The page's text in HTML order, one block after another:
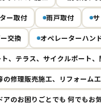
ー取付 雨戸取付
交換 オペレーターハン
、テラス、サイクルポート、
修理販売施工、リフォーム
のお困りごとでも 何でもお